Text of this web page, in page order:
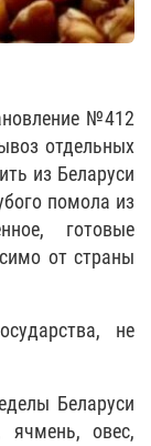
№412
отдельных
из Беларуси
помола из
готовые
от страны
не
Беларуси
ячмень, овес,